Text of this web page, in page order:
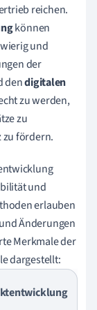
reichen.
können
und
der
dendigitalen
zu werden,
zu
zu fördern.
und
erlauben
Änderungen
Merkmale der
dargestellt: